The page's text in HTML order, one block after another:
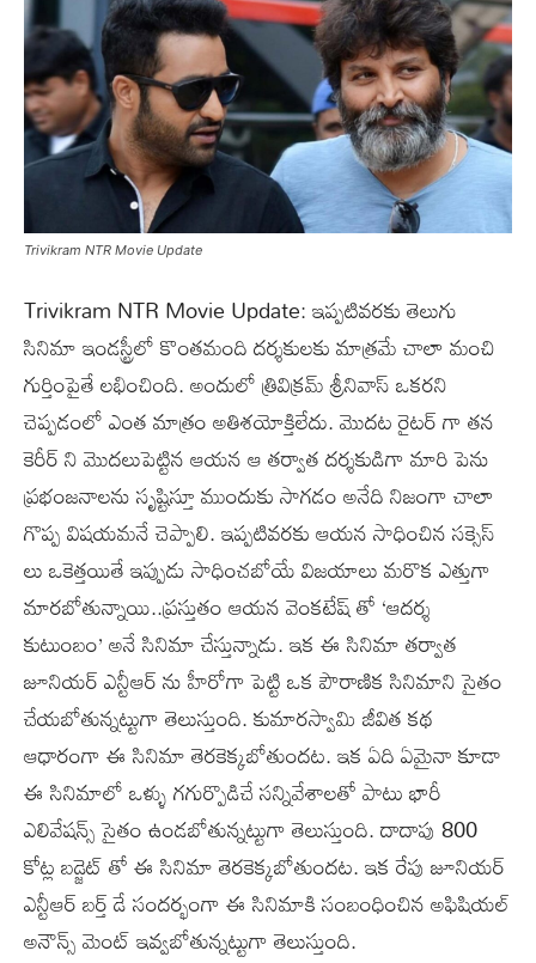
Trivikram NTR Movie Update
Trivikram NTR Movie Update: ఇప్పటివరకు తెలుగు
సినిమా ఇండస్ట్రీలో కొంతమంది దర్శకులకు మాత్రమే చాలా మంచి
గుర్తింపైతే లభించింది. అందులో త్రివిక్రమ్ శ్రీనివాస్ ఒకరని
చెప్పడంలో ఎంత మాత్రం అతిశయోక్తిలేదు. మొదట రైటర్ గా తన
కెరీర్ ని మొదలుపెట్టిన ఆయన ఆ తర్వాత దర్శకుడిగా మారి పెను
ప్రభంజనాలను సృష్టిస్తూ ముందుకు సాగడం అనేది నిజంగా చాలా
గొప్ప విషయమనే చెప్పాలి. ఇప్పటివరకు ఆయన సాధించిన సక్సెస్
లు ఒకెత్తయితే ఇప్పుడు సాధించబోయే విజయాలు మరొక ఎత్తుగా
మారబోతున్నాయి..ప్రస్తుతం ఆయన వెంకటేష్ తో ‘ఆదర్శ
కుటుంబం’ అనే సినిమా చేస్తున్నాడు. ఇక ఈ సినిమా తర్వాత
జూనియర్ ఎన్టీఆర్ ను హీరోగా పెట్టి ఒక పౌరాణిక సినిమాని సైతం
చేయబోతున్నట్టుగా తెలుస్తుంది. కుమారస్వామి జీవిత కథ
ఆధారంగా ఈ సినిమా తెరకెక్కబోతుందట. ఇక ఏది ఏమైనా కూడా
ఈ సినిమాలో ఒళ్ళు గగుర్పొడిచే సన్నివేశాలతో పాటు భారీ
ఎలివేషన్స్ సైతం ఉండబోతున్నట్టుగా తెలుస్తుంది. దాదాపు 800
కోట్ల బడ్జెట్ తో ఈ సినిమా తెరకెక్కబోతుందట. ఇక రేపు జూనియర్
ఎన్టీఆర్ బర్త్ డే సందర్భంగా ఈ సినిమాకి సంబంధించిన అఫిషియల్
అనౌన్స్ మెంట్ ఇవ్వబోతున్నట్టుగా తెలుస్తుంది.